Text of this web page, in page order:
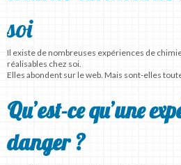
soi
Il existe de nombreuses expériences de
réalisables chez soi.
Elles abondent sur le web. Mais sont-elles
Qu’est-ce qu’une
danger ?